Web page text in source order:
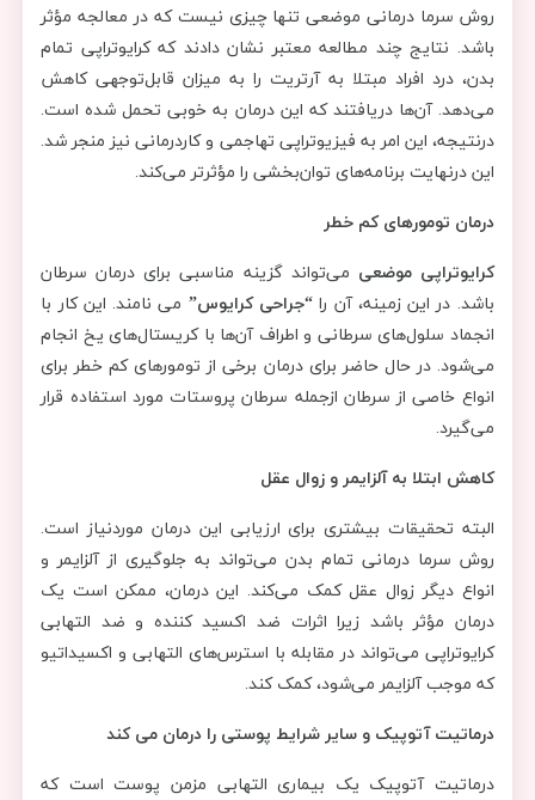
روش سرما درمانی موضعی تنها چیزی نیست که در معالجه مؤثر
باشد. نتایج چند مطالعه معتبر نشان دادند که کرایوتراپی تمام
بدن، درد افراد مبتلا به آرتریت را به میزان قابل‌توجهی کاهش
می‌دهد. آن‌ها دریافتند که این درمان به خوبی تحمل شده است.
درنتیجه، این امر به فیزیوتراپی تهاجمی و کاردرمانی نیز منجر شد.
این درنهایت برنامه‌های توان‌بخشی را مؤثرتر می‌کند.
درمان تومورهای کم خطر
کرایوتراپی موضعی می‌تواند گزینه مناسبی برای درمان سرطان
باشد. در این زمینه، آن را “جراحی کرایوس” می نامند. این کار با
انجماد سلول‌های سرطانی و اطراف آن‌ها با کریستال‌های یخ انجام
می‌شود. در حال حاضر برای درمان برخی از تومورهای کم خطر برای
انواع خاصی از سرطان ازجمله سرطان پروستات مورد استفاده قرار
می‌گیرد.
کاهش ابتلا به آلزایمر و زوال عقل
البته تحقیقات بیشتری برای ارزیابی این درمان موردنیاز است.
روش سرما درمانی تمام بدن می‌تواند به جلوگیری از آلزایمر و
انواع دیگر زوال عقل کمک می‌کند. این درمان، ممکن است یک
درمان مؤثر باشد زیرا اثرات ضد اکسید کننده و ضد التهابی
کرایوتراپی می‌تواند در مقابله با استرس‌های التهابی و اکسیداتیو
که موجب آلزایمر می‌شود، کمک کند.
درماتیت آتوپیک و سایر شرایط پوستی را درمان می کند
درماتیت آتوپیک یک بیماری التهابی مزمن پوست است که